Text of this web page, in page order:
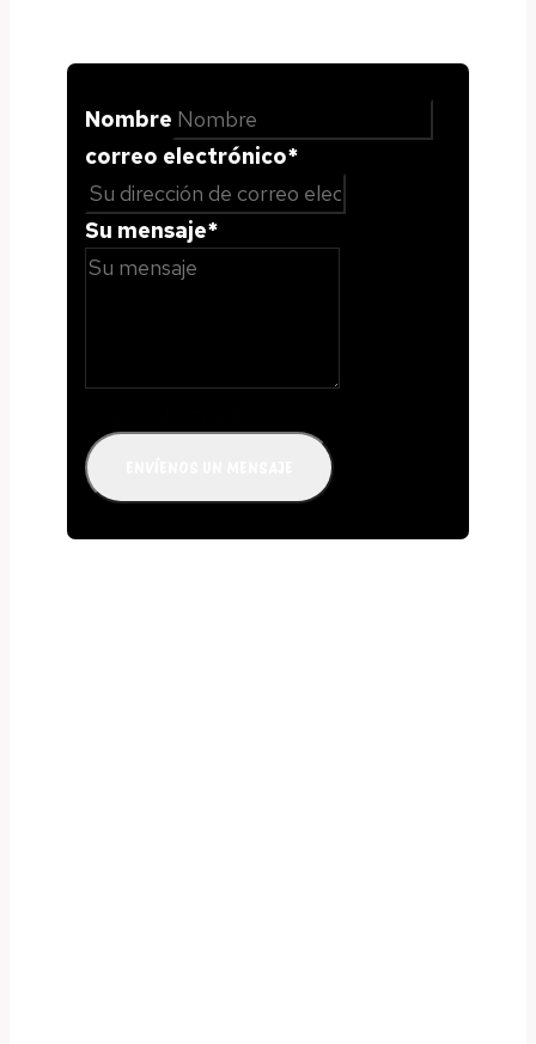
Nombre
correo electrónico*
Su mensaje*